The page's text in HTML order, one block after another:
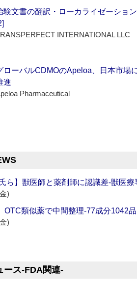
験文書の翻訳・ローカライゼーショ
INTERNATIONAL LLC
ローバルCDMOのApeloa、日本市場
進
Pharmaceutical
ら】獣医師と薬剤師に認識差‐獣医
)
OTC類似薬で中間整理‐77成分1042
)
ス‐FDA関連‐